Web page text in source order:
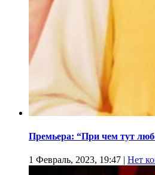
Премьера: “При чем тут
1 Февраль, 2023, 19:47 | Нет